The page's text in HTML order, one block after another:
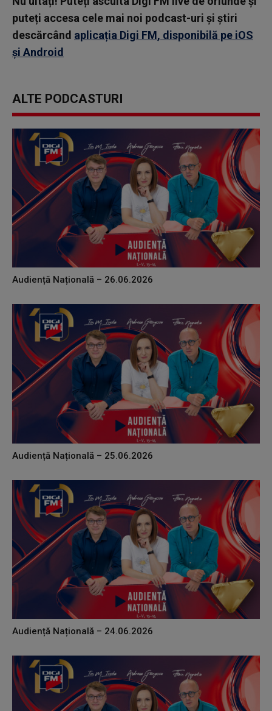
puteți accesa cele mai noi podcast-uri și știri
descărcând aplicația Digi FM, disponibilă pe iOS
și Android
ALTE PODCASTURI
Audiență Națională – 26.06.2026
Audiență Națională – 25.06.2026
Audiență Națională – 24.06.2026